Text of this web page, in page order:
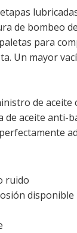
de bombeo
para
Un mayor
de
de aceite anti-
ruido
disponible